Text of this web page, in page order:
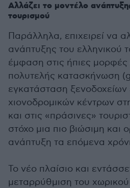
Αλλάζει το μοντέλο
τουρισμού
Παράλληλα, επιχειρεί να
ανάπτυξης του ελληνικού
έμφαση στις ήπιες
πολυτελής κατασκήνωση
εγκατάσταση ξενοδοχείων
χιονοδρομικών κέντρων
και στις «πράσινες»
στόχο μια πιο βιώσιμη και
ανάπτυξη τα επόμενα
Το νέο πλαίσιο και
μεταρρύθμιση του